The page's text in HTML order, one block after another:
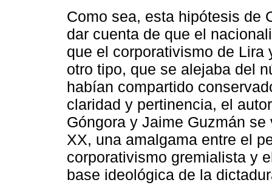
Como sea, esta hipótesis de
dar cuenta de que el
que el corporativismo de Lira
otro tipo, que se alejaba del
habían compartido
claridad y pertinencia, el
Góngora y Jaime Guzmán
XX, una amalgama entre el
corporativismo gremialista y
base ideológica de la